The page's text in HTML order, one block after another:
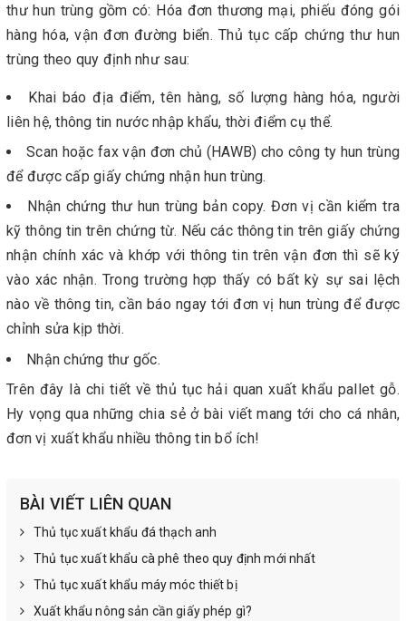
thư hun trùng gồm có: Hóa đơn thương mại, phiếu đóng gói
hàng hóa, vận đơn đường biển. Thủ tục cấp chứng thư hun
trùng theo quy định như sau:
Khai báo địa điểm, tên hàng, số lượng hàng hóa, người
liên hệ, thông tin nước nhập khẩu, thời điểm cụ thể.
Scan hoặc fax vận đơn chủ (HAWB) cho công ty hun trùng
để được cấp giấy chứng nhận hun trùng.
Nhận chứng thư hun trùng bản copy. Đơn vị cần kiểm tra
kỹ thông tin trên chứng từ. Nếu các thông tin trên giấy chứng
nhận chính xác và khớp với thông tin trên vận đơn thì sẽ ký
vào xác nhận. Trong trường hợp thấy có bất kỳ sự sai lệch
nào về thông tin, cần báo ngay tới đơn vị hun trùng để được
chỉnh sửa kịp thời.
Nhận chứng thư gốc.
Trên đây là chi tiết về thủ tục hải quan xuất khẩu pallet gỗ.
Hy vọng qua những chia sẻ ở bài viết mang tới cho cá nhân,
đơn vị xuất khẩu nhiều thông tin bổ ích!
BÀI VIẾT LIÊN QUAN
Thủ tục xuất khẩu đá thạch anh
Thủ tục xuất khẩu cà phê theo quy định mới nhất
Thủ tục xuất khẩu máy móc thiết bị
Xuất khẩu nông sản cần giấy phép gì?